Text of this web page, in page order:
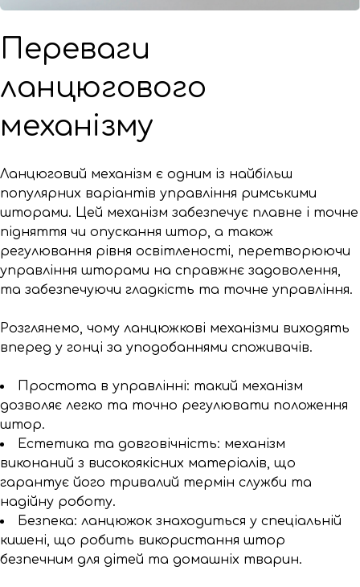
Переваги
ланцюгового
механізму
Ланцюговий механізм є одним із найбільш
популярних варіантів управління римськими
шторами. Цей механізм забезпечує плавне і точне
підняття чи опускання штор, а також
регулювання рівня освітленості, перетворюючи
управління шторами на справжнє задоволення,
та забезпечуючи гладкість та точне управління.
Розглянемо, чому ланцюжкові механізми виходять
вперед у гонці за уподобаннями споживачів.
Простота в управлінні: такий механізм
дозволяє легко та точно регулювати положення
штор.
Естетика та довговічність: механізм
виконаний з високоякісних матеріалів, що
гарантує його тривалий термін служби та
надійну роботу.
Безпека: ланцюжок знаходиться у спеціальній
кишені, що робить використання штор
безпечним для дітей та домашніх тварин.